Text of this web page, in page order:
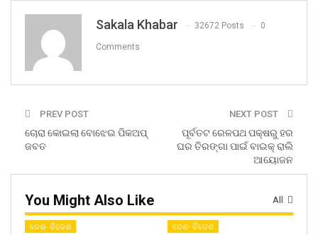
Sakala Khabar 32672 Posts 0
Comments
PREV POST
ଚୋରା କୋଇଲା ବୋଝେଇ ପିକଅପ୍
ଜବତ
NEXT POST
ପୂର୍ବତଟ ରେଳପଥ ପକ୍ଷରୁ ହର
ଘର ତିରଙ୍ଗା ପାଇଁ ବାଇକ୍ ରାଲି
ଆୟୋଜନ
All
You Might Also Like
ଦେଶ- ବିଦେଶ ଦେଶ- ବିଦେଶ